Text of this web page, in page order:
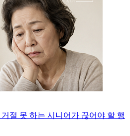
거절 못 하는 시니어가 끊어야 할 행